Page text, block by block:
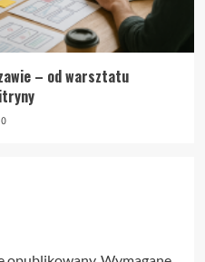
– od warsztatu
0